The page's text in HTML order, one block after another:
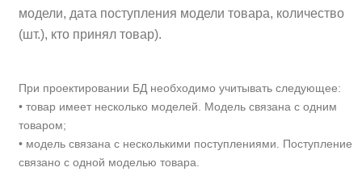
модели, дата поступления модели товара, количество
(шт.), кто принял товар).
При проектировании БД необходимо учитывать следующее:
• товар имеет несколько моделей. Модель связана с одним
товаром;
• модель связана с несколькими поступлениями. Поступление
связано с одной моделью товара.